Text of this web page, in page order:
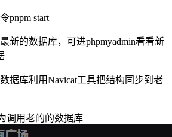
pnpm start
新的数据库，可进phpmyadmin看看新
据库利用Navicat工具把结构同步到老
调用老的的数据库